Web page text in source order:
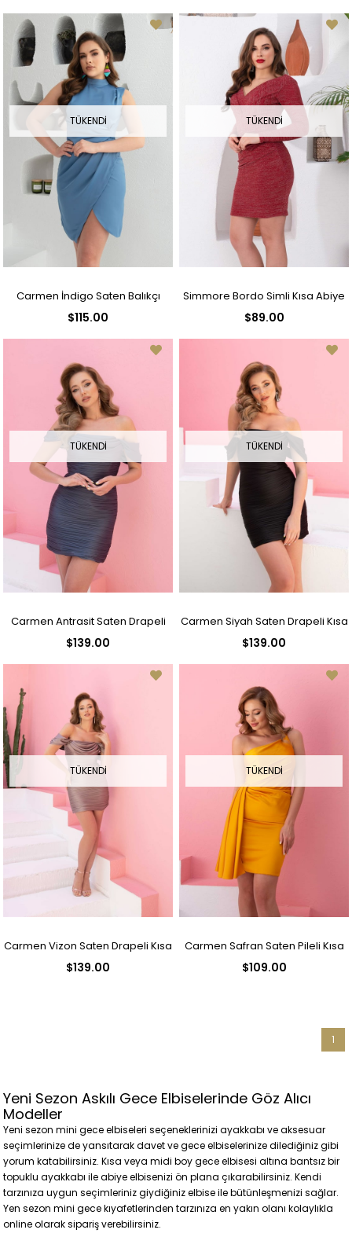
TÜKENDI
Carmen İndigo Saten Balıkçı
$115.00
TÜKENDI
Simmore Bordo Simli Kısa Abiye
$89.00
TÜKENDI
Carmen Antrasit Saten Drapeli
$139.00
TÜKENDI
Carmen Siyah Saten Drapeli Kısa
$139.00
TÜKENDI
Carmen Vizon Saten Drapeli Kısa
$139.00
TÜKENDI
Carmen Safran Saten Pileli Kısa
$109.00
1
Yeni Sezon Askılı Gece Elbiselerinde Göz Alıcı
Modeller
Yeni sezon mini gece elbiseleri seçeneklerinizi ayakkabı ve aksesuar
seçimlerinize de yansıtarak davet ve gece elbiselerinize dilediğiniz gibi
yorum katabilirsiniz. Kısa veya midi boy gece elbisesi altına bantsız bir
topuklu ayakkabı ile abiye elbisenizi ön plana çıkarabilirsiniz. Kendi
tarzınıza uygun seçimleriniz giydiğiniz elbise ile bütünleşmenizi sağlar.
Yen sezon mini gece kıyafetlerinden tarzınıza en yakın olanı kolaylıkla
online olarak sipariş verebilirsiniz.